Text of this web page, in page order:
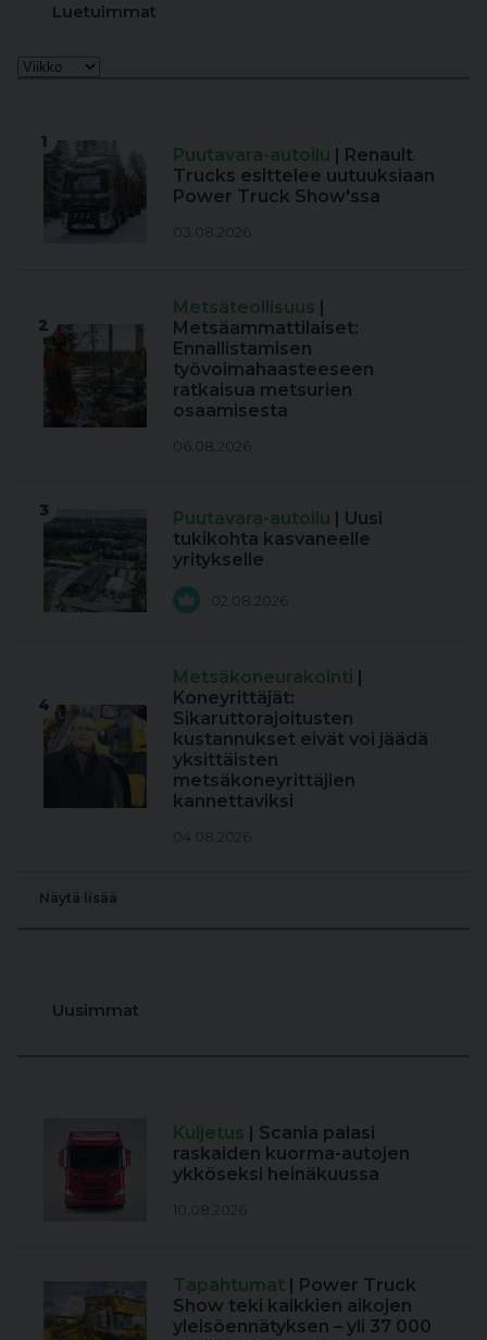
Luetuimmat
1
Puutavara-autoilu | Renault
Trucks esittelee uutuuksiaan
Power Truck Show'ssa
03.08.2026
2
Metsäteollisuus |
Metsäammattilaiset:
Ennallistamisen
työvoimahaasteeseen
ratkaisua metsurien
osaamisesta
06.08.2026
3 Puutavara-autoilu | Uusi
tukikohta kasvaneelle
yritykselle
02.08.2026
4
Metsäkoneurakointi |
Koneyrittäjät:
Sikaruttorajoitusten
kustannukset eivät voi jäädä
yksittäisten
metsäkoneyrittäjien
kannettaviksi
04.08.2026
Näytä lisää
Uusimmat
Kuljetus | Scania palasi
raskaiden kuorma-autojen
ykköseksi heinäkuussa
10.08.2026
Tapahtumat | Power Truck
Show teki kaikkien aikojen
yleisöennätyksen – yli 37 000